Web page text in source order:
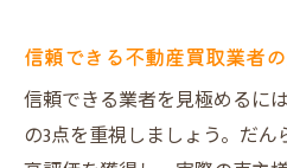
売却後のフォローも
れ
口コミ評価が高い不動
信頼できる不動産買取業者
信頼できる業者を見極めるに
の3点を重視しましょう。だ